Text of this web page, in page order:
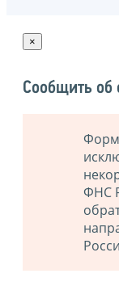
×
Сообщить об
ФНС